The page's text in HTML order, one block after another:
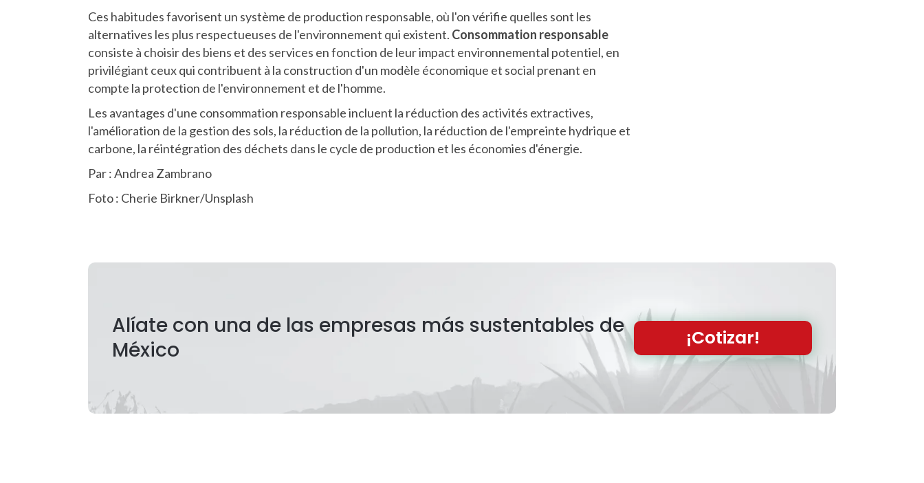
Ces habitudes favorisent un système de production responsable, où l'on vérifie quelles sont les
alternatives les plus respectueuses de l'environnement qui existent. Consommation responsable
consiste à choisir des biens et des services en fonction de leur impact environnemental potentiel, en
privilégiant ceux qui contribuent à la construction d'un modèle économique et social prenant en
compte la protection de l'environnement et de l'homme.
Les avantages d'une consommation responsable incluent la réduction des activités extractives,
l'amélioration de la gestion des sols, la réduction de la pollution, la réduction de l'empreinte hydrique et
carbone, la réintégration des déchets dans le cycle de production et les économies d'énergie.
Par : Andrea Zambrano
Foto : Cherie Birkner/Unsplash
Alíate con una de las empresas más sustentables de
México
¡Cotizar!